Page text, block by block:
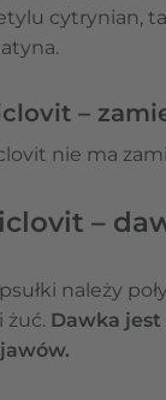
cytrynian,
–
nie ma
–
należy
żuć. Dawka